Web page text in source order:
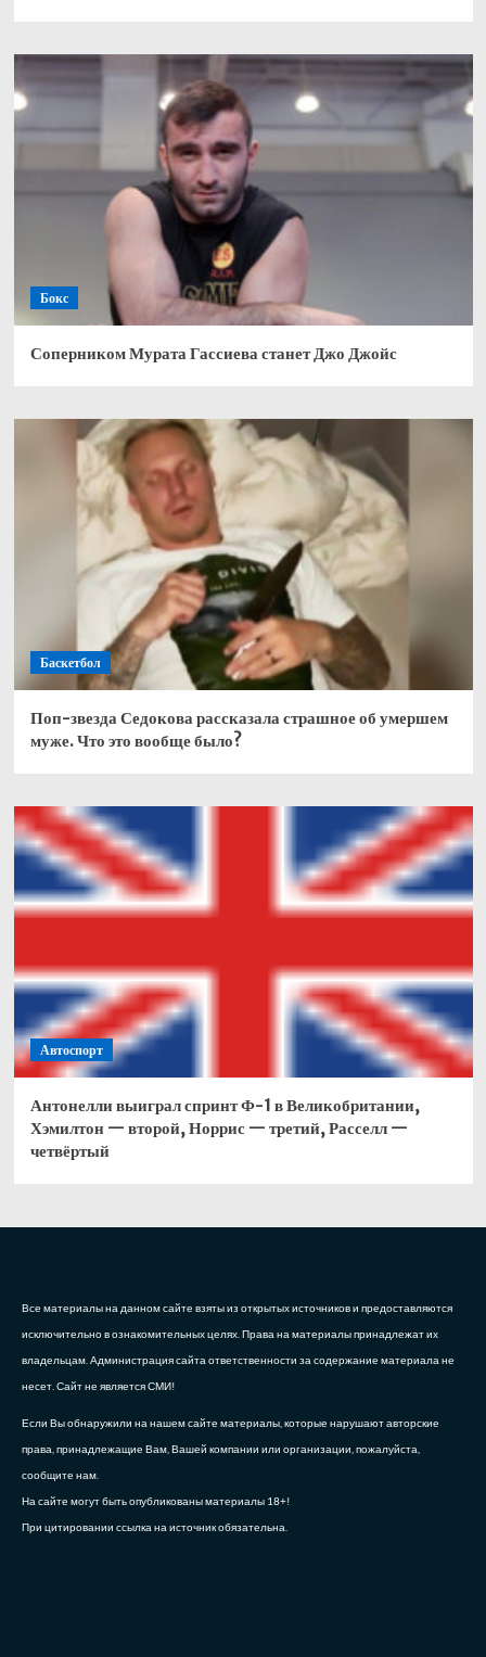
Бокс
Соперником Мурата Гассиева станет Джо Джойс
Баскетбол
Поп-звезда Седокова рассказала страшное об умершем
муже. Что это вообще было?
Автоспорт
Антонелли выиграл спринт Ф-1 в Великобритании,
Хэмилтон — второй, Норрис — третий, Расселл —
четвёртый
Все материалы на данном сайте взяты из открытых источников и предоставляются
исключительно в ознакомительных целях. Права на материалы принадлежат их
владельцам. Администрация сайта ответственности за содержание материала не
несет. Сайт не является СМИ!
Если Вы обнаружили на нашем сайте материалы, которые нарушают авторские
права, принадлежащие Вам, Вашей компании или организации, пожалуйста,
сообщите нам.
На сайте могут быть опубликованы материалы 18+!
При цитировании ссылка на источник обязательна.